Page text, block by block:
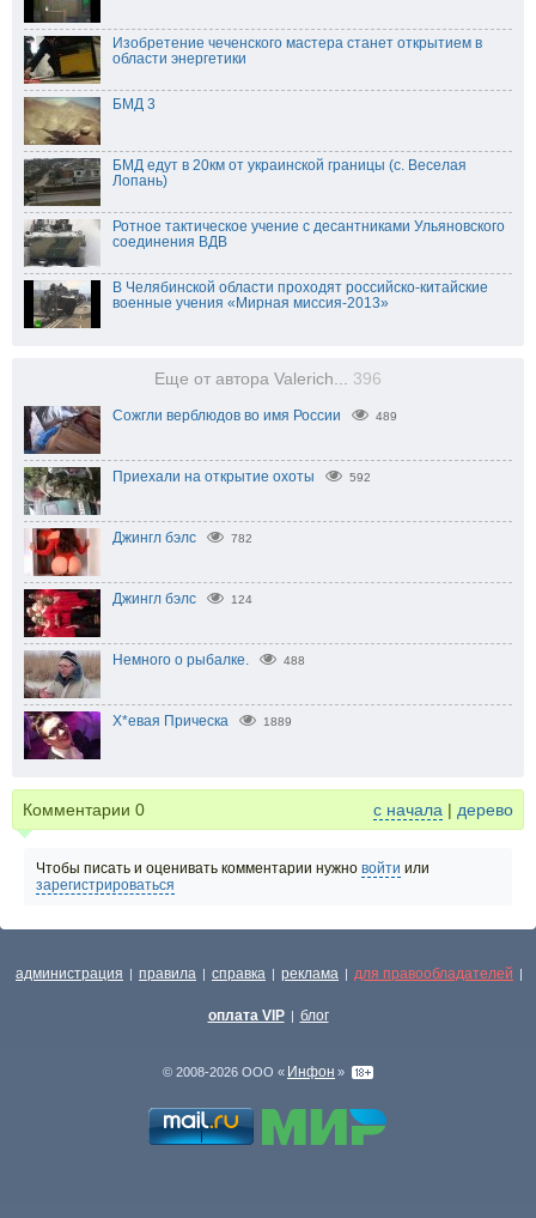
Изобретение чеченского мастера станет открытием в
области энергетики
БМД 3
БМД едут в 20км от украинской границы (с. Веселая
Лопань)
Ротное тактическое учение с десантниками Ульяновского
соединения ВДВ
В Челябинской области проходят российско-китайские
военные учения «Мирная миссия-2013»
Еще от автора Valerich... 396
Сожгли верблюдов во имя России 489
Приехали на открытие охоты 592
Джингл бэлс 782
Джингл бэлс 124
Немного о рыбалке. 488
Х*евая Прическа 1889
Комментарии 0 с начала | дерево
Чтобы писать и оценивать комментарии нужно войти или
зарегистрироваться
администрация | правила | справка | реклама | для правообладателей |
оплата VIP | блог
© 2008-2026 ООО « Инфон »